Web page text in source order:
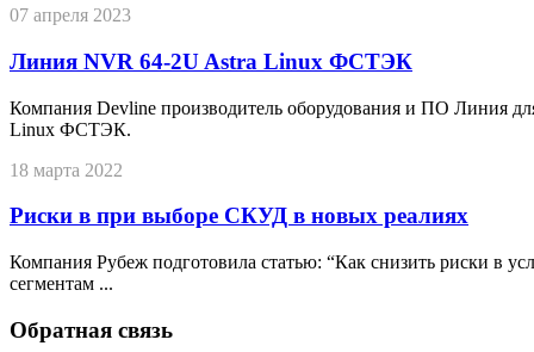
07 апреля 2023
Линия NVR 64-2U Astra Linux ФСТЭК
Компания Devline производитель оборудования и ПО Линия
Linux ФСТЭК.
18 марта 2022
Риски в при выборе СКУД в новых реалиях
Компания Рубеж подготовила статью: “Как снизить риски в
сегментам ...
Обратная связь